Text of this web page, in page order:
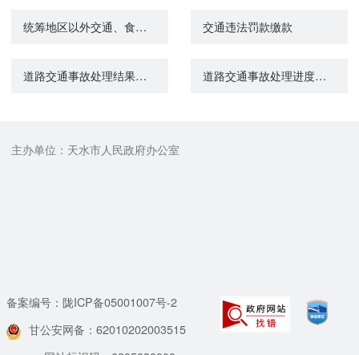
统筹地区以外交通、食宿费申领 交通违法罚款缴款
道路交通事故处理结果网上查询 道路交通事故处理进度网上查询
主办单位：天水市人民政府办公室
备案编号：陇ICP备05001007号-2
甘公安网备：62010202003515